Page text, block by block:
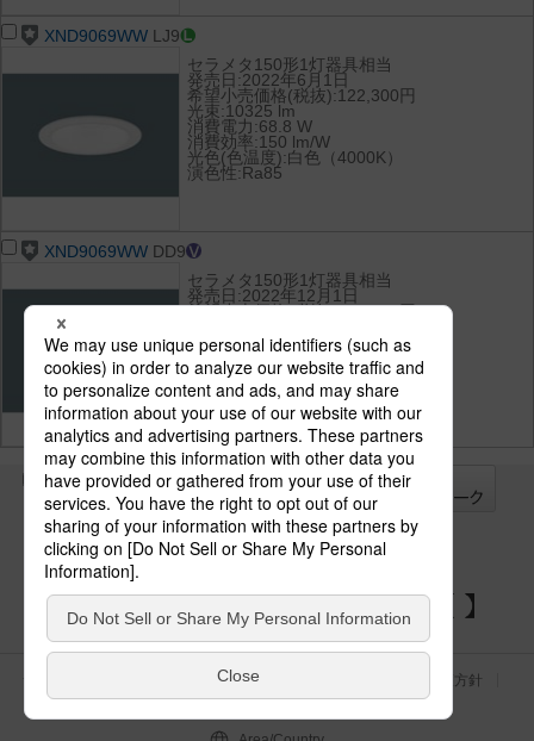
XND9069WW LJ9
セラメタ150形1灯器具相当
発売日:2022年6月1日
希望小売価格(税抜):122,300円
光束:10325 lm
消費電力:68.8 W
消費効率:150 lm/W
光色(色温度):白色（4000K）
演色性:Ra85
XND9069WW DD9
セラメタ150形1灯器具相当
発売日:2022年12月1日
希望小売価格(税抜):128,500円
消費電力:68.8 W
消費効率:150 lm/W
光色(色温度):白色（4000K）
演色性:Ra85
全て
チェック
チェック
した器具を
パナソニックの電気設備 SNSアカウント
クッキーポリシー
個人情報保護方針